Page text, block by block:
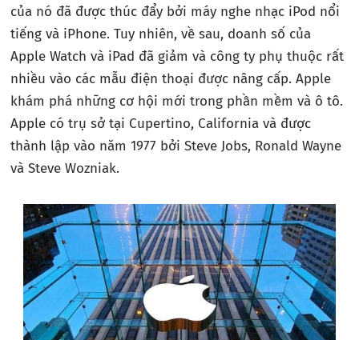
của nó đã được thúc đẩy bởi máy nghe nhạc iPod nổi
tiếng và iPhone. Tuy nhiên, về sau, doanh số của
Apple Watch và iPad đã giảm và công ty phụ thuộc rất
nhiều vào các mẫu điện thoại được nâng cấp. Apple
khám phá những cơ hội mới trong phần mềm và ô tô.
Apple có trụ sở tại Cupertino, California và được
thành lập vào năm 1977 bởi Steve Jobs, Ronald Wayne
và Steve Wozniak.